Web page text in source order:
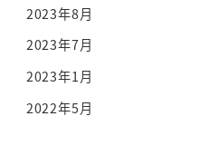
2023年8月
2023年7月
2023年1月
2022年5月